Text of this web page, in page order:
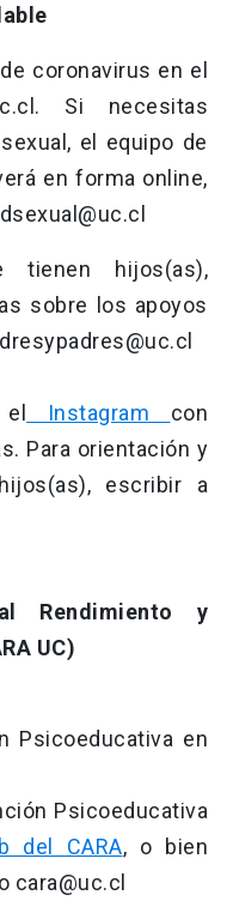
coronavirus en el
. Si necesitas
el equipo de
en forma online,
tienen hijos(as),
sobre los apoyos
Instagram con
Para orientación y
escribir a
Rendimiento y
UC)
Psicoeducativa en
Psicoeducativa
del CARA, o bien
o cara@uc.cl